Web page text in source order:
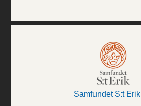
Samfundet S:t Erik